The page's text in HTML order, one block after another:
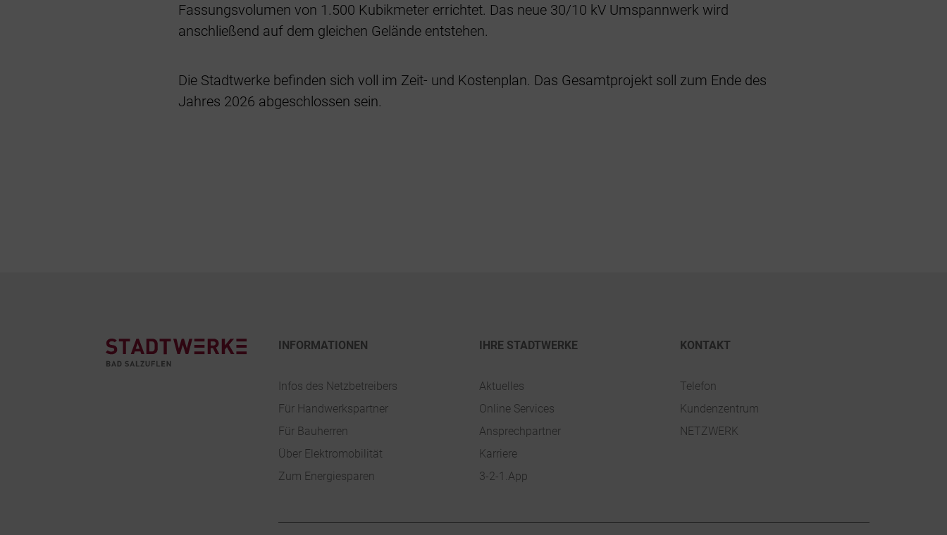
Fassungsvolumen von 1.500 Kubikmeter errichtet. Das neue 30/10 kV Umspannwerk wird
anschließend auf dem gleichen Gelände entstehen.
Die Stadtwerke befinden sich voll im Zeit- und Kostenplan. Das Gesamtprojekt soll zum Ende des
Jahres 2026 abgeschlossen sein.
INFORMATIONEN
Infos des Netzbetreibers
Für Handwerkspartner
Für Bauherren
Über Elektromobilität
Zum Energiesparen
IHRE STADTWERKE
Aktuelles
Online Services
Ansprechpartner
Karriere
3-2-1.App
KONTAKT
Telefon
Kundenzentrum
NETZWERK